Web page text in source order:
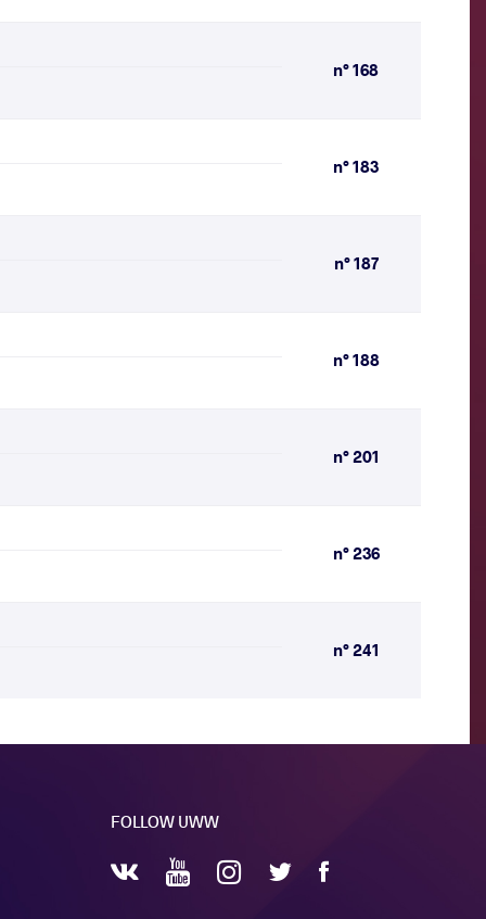
n° 168
n° 183
n° 187
n° 188
n° 201
n° 236
n° 241
FOLLOW UWW
VKontakte YouTubeInstagram
Twitter Facebook